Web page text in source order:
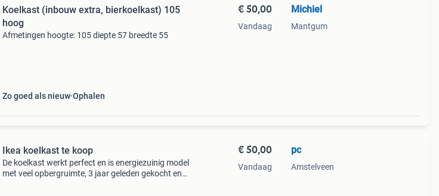
Koelkast (inbouw extra, bierkoelkast) 105
hoog
Afmetingen hoogte: 105 diepte 57 breedte 55
Zo goed als nieuw Ophalen
€ 50,00
Vandaag
Michiel
Mantgum
Ikea koelkast te koop
De koelkast werkt perfect en is energiezuinig model
met veel opbergruimte, 3 jaar geleden gekocht en
€ 50,00
Vandaag
pc
Amstelveen